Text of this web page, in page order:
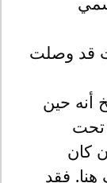
قد وصلت
أنه حين
تحت
كان
فقد